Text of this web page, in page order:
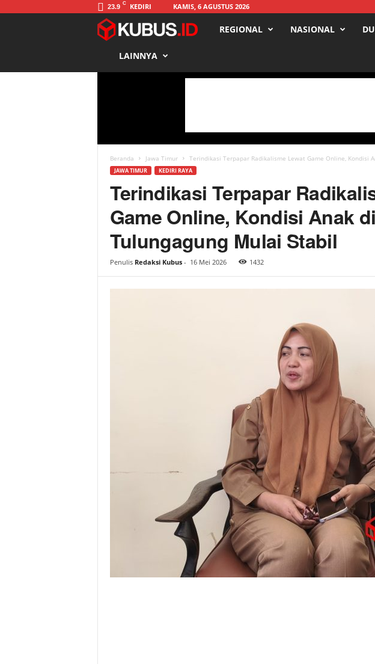
23.9 C KEDIRI KAMIS, 6 AGUSTUS 2026
s
REGIONAL NASIONAL
LAINNYA
Beranda Jawa Timur Terindikasi Terpapar Radikalisme Lewat Game Online, Kondisi
JAWA TIMUR KEDIRI RAYA
Terindikasi Terpapar
Game Online, Kondisi Anak di
Tulungagung Mulai Stabil
Penulis Redaksi Kubus- 16 Mei 2026 1432